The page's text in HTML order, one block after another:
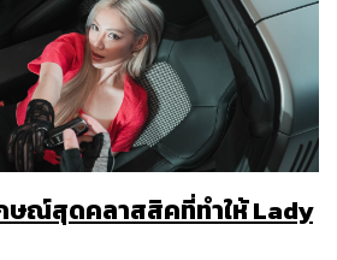
ษณ์สุดคลาสสิคที่ทำให้ Lady